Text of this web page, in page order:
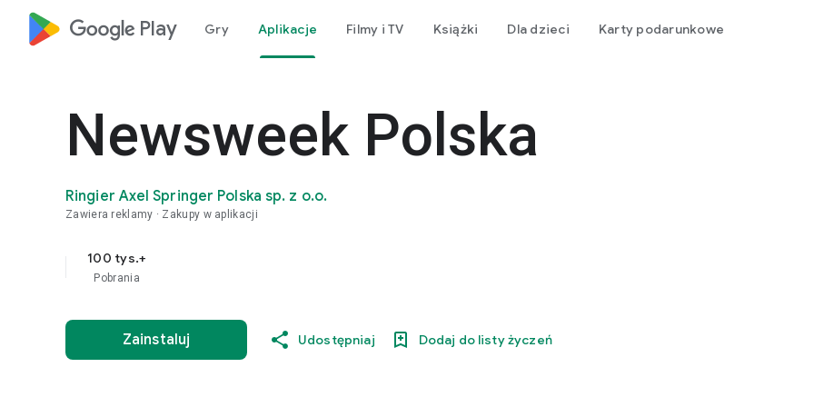
google_logo Play Gry Aplikacje Filmy i TV Książki Dla dzieci Karty podarunkowe
Newsweek Polska
Ringier Axel Springer Polska sp. z o.o.
Zawiera reklamy Zakupy w aplikacji
100 tys.+
Pobrania
Zainstaluj Udostępniaj Dodaj do listy życzeń